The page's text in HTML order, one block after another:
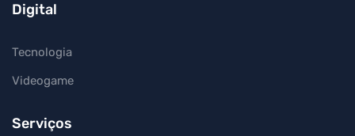
Digital
Tecnologia
Videogame
Serviços